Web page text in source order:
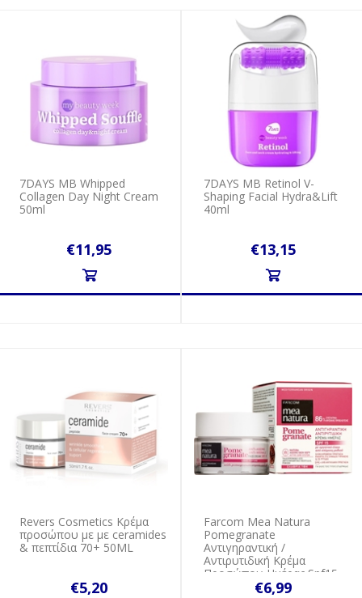
7DAYS MB Whipped
Collagen Day Night Cream
50ml
€11,95
7DAYS MB Retinol V-
Shaping Facial Hydra&Lift
40ml
€13,15
Revers Cosmetics Κρέμα
προσώπου με με ceramides
& πεπτίδια 70+ 50ML
€5,20
Farcom Mea Natura
Pomegranate
Αντιγηραντική /
Αντιρυτιδική Κρέμα
Προσώπου Ημέρας Spf15
€6,99